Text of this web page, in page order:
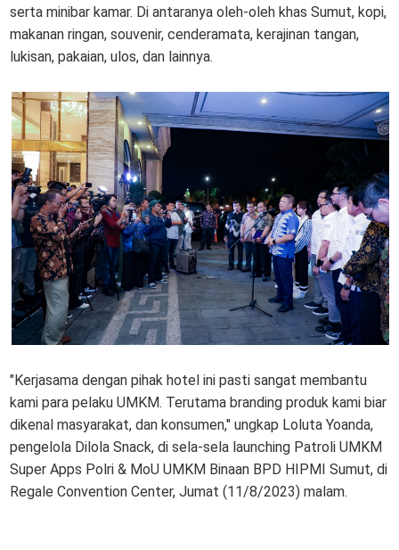
serta minibar kamar. Di antaranya oleh-oleh khas Sumut, kopi,
makanan ringan, souvenir, cenderamata, kerajinan tangan,
lukisan, pakaian, ulos, dan lainnya.
"Kerjasama dengan pihak hotel ini pasti sangat membantu
kami para pelaku UMKM. Terutama branding produk kami biar
dikenal masyarakat, dan konsumen," ungkap Loluta Yoanda,
pengelola Dilola Snack, di sela-sela launching Patroli UMKM
Super Apps Polri & MoU UMKM Binaan BPD HIPMI Sumut, di
Regale Convention Center, Jumat (11/8/2023) malam.